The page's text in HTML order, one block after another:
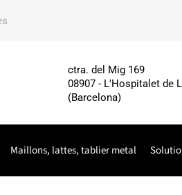
ctra. del Mig 169
08907 - L'Hospitalet de
(Barcelona)
Maillons, lattes, tablier metal